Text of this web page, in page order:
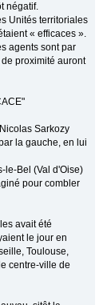
négatif.
Unités territoriales
« efficaces ».
agents sont par
proximité auront
Sarkozy
la gauche, en lui
le-Bel (Val d'Oise)
pour combler
avait été
le jour en
Toulouse,
centre-ville de